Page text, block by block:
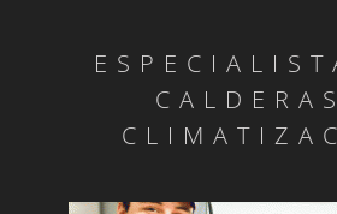
Rejillas aire acondicionado
Nuestros Productos